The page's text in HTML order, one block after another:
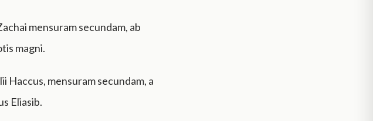
mensuram secundam, ab
magni.
mensuram secundam, a
Eliasib.